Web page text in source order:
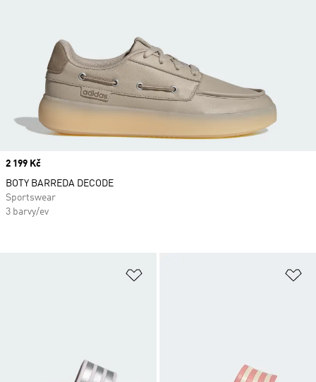
Price
2 199 Kč
BOTY BARREDA DECODE
Sportswear
3 barvy/ev